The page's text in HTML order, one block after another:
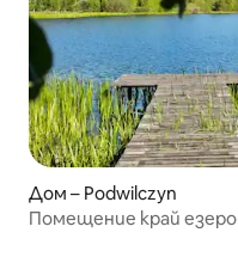
Дом – Podwilczyn
Помещение край езеро